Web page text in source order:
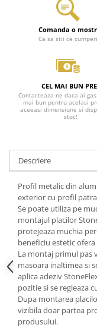
Comanda o
Ca sa stii ce
CEL MAI BUN
Contacteaza-ne daca ai
mai bun pentru acelasi
aceeasi dimensiune si
stoc!
Descriere
Profil metalic din
exterior cu profil
Se poate utiliza pe
montajul placilor
protejeaza muchia
beneficiu estetic
La montaj primul pas
masoara inaltimea si
aplica adeziv
pozitie si se regleaza
Dupa montarea
vizibila doar partea
produsului.